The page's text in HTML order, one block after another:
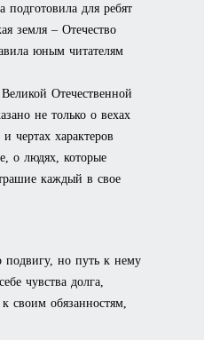
для ребят
земля – Отечество
юным читателям
Отечественной
не только о вехах
чертах характеров
о людях, которые
каждый в свое
подвигу, но путь к нему
чувства долга,
своим обязанностям,